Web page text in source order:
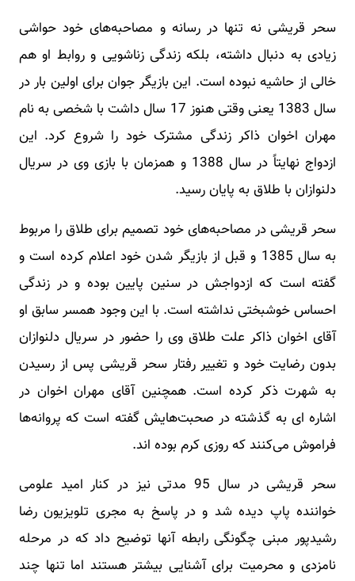
سحر قریشی نه تنها در رسانه و مصاحبه‌های خود حواشی
زیادی به دنبال داشته، بلکه زندگی زناشویی و روابط او هم
خالی از حاشیه نبوده است. این بازیگر جوان برای اولین بار در
سال 1383 یعنی وقتی هنوز 17 سال داشت با شخصی به نام
مهران اخوان ذاکر زندگی مشترک خود را شروع کرد. این
ازدواج نهایتاً در سال 1388 و همزمان با بازی وی در سریال
دلنوازان با طلاق به پایان رسید.
سحر قریشی در مصاحبه‌های خود تصمیم برای طلاق را مربوط
به سال 1385 و قبل از بازیگر شدن خود اعلام کرده است و
گفته است که ازدواجش در سنین پایین بوده و در زندگی
احساس خوشبختی نداشته است. با این وجود همسر سابق او
آقای اخوان ذاکر علت طلاق وی را حضور در سریال دلنوازان
بدون رضایت خود و تغییر رفتار سحر قریشی پس از رسیدن
به شهرت ذکر کرده است. همچنین آقای مهران اخوان در
اشاره ای به گذشته در صحبت‌هایش گفته است که پروانه‌ها
فراموش می‌کنند که روزی کرم بوده‌ اند.
سحر قریشی در سال 95 مدتی نیز در کنار امید علومی
خواننده پاپ دیده شد و در پاسخ به مجری تلویزیون رضا
رشیدپور مبنی چگونگی رابطه آنها توضیح داد که در مرحله
نامزدی و محرمیت برای آشنایی بیشتر هستند اما تنها چند